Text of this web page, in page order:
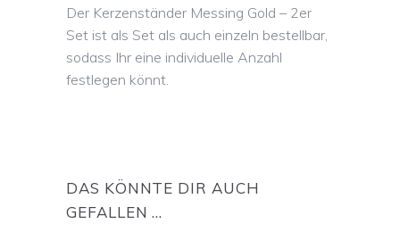
Der Kerzenständer Messing Gold – 2er
Set ist als Set als auch einzeln bestellbar,
sodass Ihr eine individuelle Anzahl
festlegen könnt.
DAS KÖNNTE DIR AUCH
GEFALLEN …